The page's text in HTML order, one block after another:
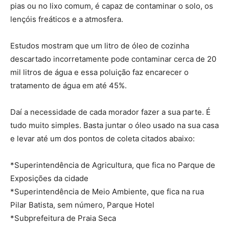
pias ou no lixo comum, é capaz de contaminar o solo, os
lençóis freáticos e a atmosfera.
Estudos mostram que um litro de óleo de cozinha
descartado incorretamente pode contaminar cerca de 20
mil litros de água e essa poluição faz encarecer o
tratamento de água em até 45%.
Daí a necessidade de cada morador fazer a sua parte. É
tudo muito simples. Basta juntar o óleo usado na sua casa
e levar até um dos pontos de coleta citados abaixo:
*Superintendência de Agricultura, que fica no Parque de
Exposições da cidade
*Superintendência de Meio Ambiente, que fica na rua
Pilar Batista, sem número, Parque Hotel
*Subprefeitura de Praia Seca